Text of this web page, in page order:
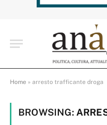
Home » arresto trafficante droga
BROWSING: